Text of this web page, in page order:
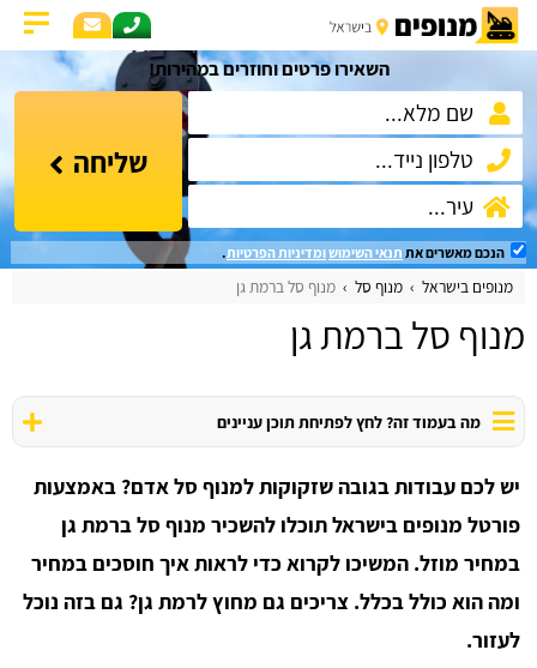
השאירו פרטים וחוזרים במהירות!
שליחה
הנכם מאשרים את תנאי השימושומדיניות הפרטיות.
מנופים בישראל מנוף סל מנוף סל ברמת גן
מנוף סל ברמת גן
מה בעמוד זה? לחץ לפתיחת תוכן עניינים
יש לכם עבודות בגובה שזקוקות למנוף סל אדם? באמצעות
פורטל מנופים בישראל תוכלו להשכיר מנוף סל ברמת גן
במחיר מוזל. המשיכו לקרוא כדי לראות איך חוסכים במחיר
ומה הוא כולל בכלל. צריכים גם מחוץ לרמת גן? גם בזה נוכל
לעזור.